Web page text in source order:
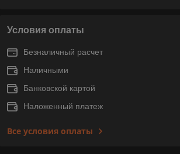
Условия оплаты
Безналичный расчет
Наличными
Банковской картой
Наложенный платеж
Все условия оплаты